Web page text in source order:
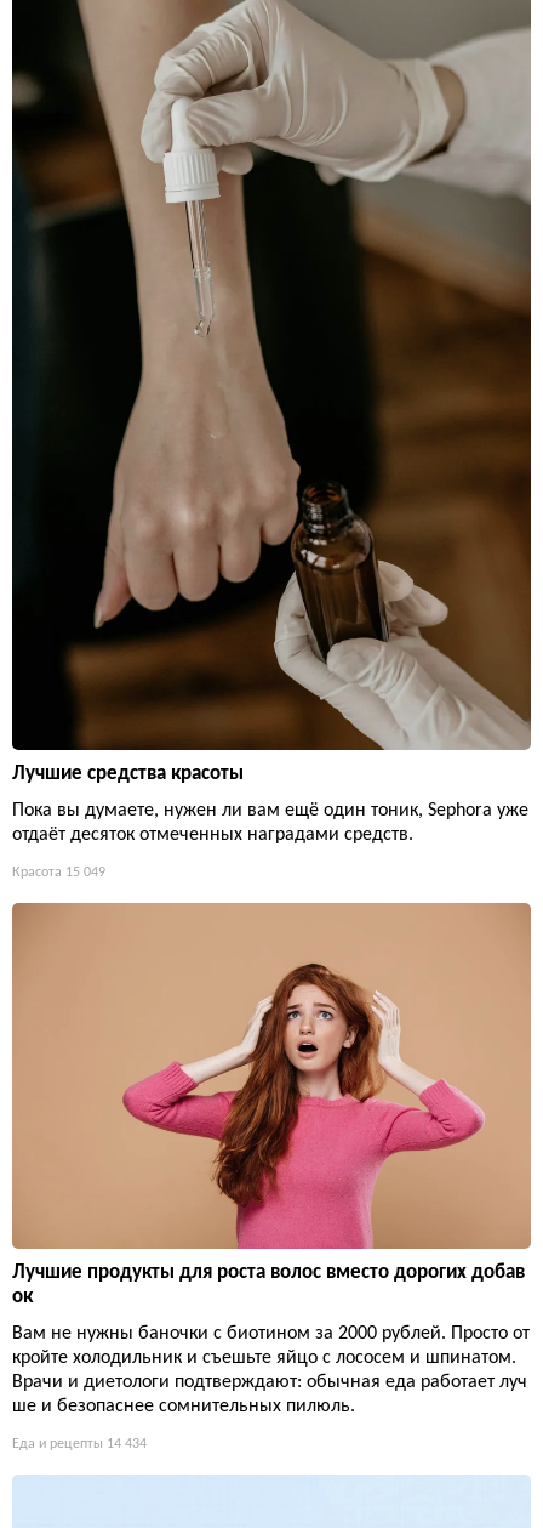
Лучшие средства красоты
Пока вы думаете, нужен ли вам ещё один тоник, Sephora уже
отдаёт десяток отмеченных наградами средств.
Красота 15 049
Лучшие продукты для роста волос вместо дорогих добав
ок
Вам не нужны баночки с биотином за 2000 рублей. Просто от
кройте холодильник и съешьте яйцо с лососем и шпинатом.
Врачи и диетологи подтверждают: обычная еда работает луч
ше и безопаснее сомнительных пилюль.
Еда и рецепты 14 434